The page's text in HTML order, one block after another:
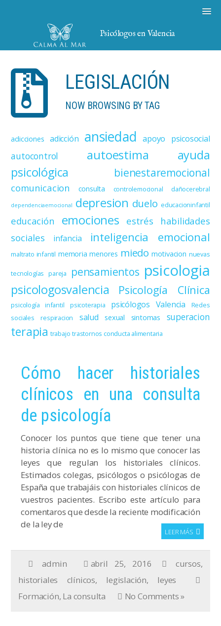
Psicólogos en Valencia
LEGISLACIÓN
NOW BROWSING BY TAG
adicciones adicción ansiedad apoyo psicosocial
autocontrol autoestima
ayuda
psicológica
bienestaremocional
comunicacion consulta controlemocional dañocerebral
dependenciaemocional depresion duelo educacioninfantil
educación emociones estrés
habilidades
sociales
infancia inteligencia emocional
maltrato infantil memoria menores miedo motivacion nuevas
tecnologías pareja pensamientos psicologia
psicologosvalencia Psicología Clínica
psicología infantil psicoterapia psicólogos Valencia
Redes
sociales
respiracion salud sexual sintomas superacion
terapia trabajo trastornos conducta alimentaria
Cómo hacer historiales
clínicos en una consulta
de psicología
Conocer los puntos que tiene que tener una
historia clínica no es lo mismo que conocer las
leyes que regulan los historiales clínicos.
Estimados colegas, psicólogos o psicólogas de
España que trabajáis con historiales clínicos de
vuestros pacientes. Escribo este artículo para
comentaros que desde la reciente modificación
de la ley de
LEER MÁS
admin abril 25, 2016 cursos,
historiales clínicos, legislación, leyes
Formación, La consulta No Comments »